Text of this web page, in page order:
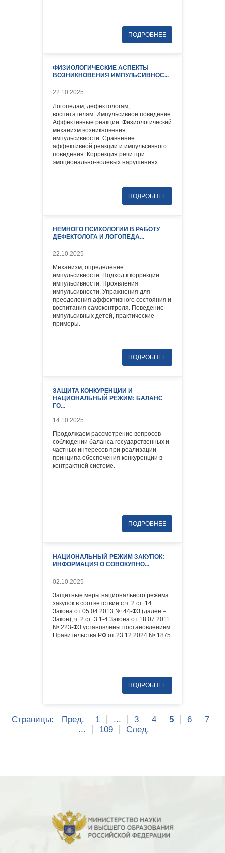
ФИЗИОЛОГИЧЕСКИЕ АСПЕКТЫ
ВОЗНИКНОВЕНИЯ ИМПУЛЬСИВНОС...
22.10.2025
Логопедам, дефектологам,
воспитателям. Импульсивное поведение.
Аффективные реакции. Физиологический
механизм возникновения
импульсивности. Сравнение
аффективной реакции и импульсивного
поведения. Коррекция речи при
эмоционально-волевых нарушениях.
НЕМНОГО ПСИХОЛОГИИ В РАБОТУ
ДЕФЕКТОЛОГА И ЛОГОПЕДА...
22.10.2025
Механизм, определение
импульсивности. Подход к коррекции
импульсивности. Проявления
импульсивности. Упражнения для
преодоления аффективного состояния и
воспитания самоконтроля. Поведение
импульсивных детей, практические
примеры.
ЗАЩИТА КОНКУРЕНЦИИ И
НАЦИОНАЛЬНЫЙ РЕЖИМ: БАЛАНС
ГО...
14.10.2025
Продолжаем рассмотрение вопросов
соблюдении баланса государственных и
частных интересов при реализации
принципа обеспечения конкуренции в
контрактной системе.
НАЦИОНАЛЬНЫЙ РЕЖИМ ЗАКУПОК:
ИНФОРМАЦИЯ О СОВОКУПНО...
02.10.2025
Защитные меры национального режима
закупок в соответствии с ч. 2 ст. 14
Закона от 05.04.2013 № 44-ФЗ (далее –
Закон), ч. 2 ст. 3.1-4 Закона от 18.07.2011
№ 223-ФЗ установлены постановлением
Правительства РФ от 23.12.2024 № 1875
Страницы: Пред. 1 ... 3 4 5 6
7
...
109 След.